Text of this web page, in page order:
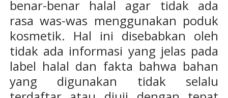
benar-benar halal agar tidak ada
rasa was-was menggunakan poduk
kosmetik. Hal ini disebabkan oleh
tidak ada informasi yang jelas pada
label halal dan fakta bahwa bahan
yang digunakan tidak selalu